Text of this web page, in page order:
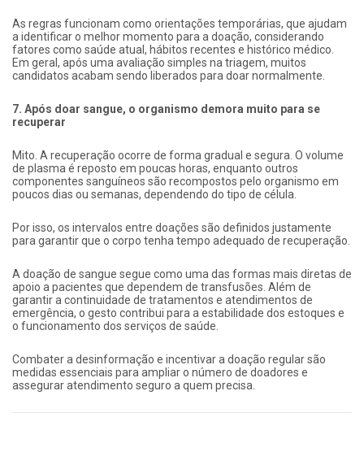
As regras funcionam como orientações temporárias, que ajudam
a identificar o melhor momento para a doação, considerando
fatores como saúde atual, hábitos recentes e histórico médico.
Em geral, após uma avaliação simples na triagem, muitos
candidatos acabam sendo liberados para doar normalmente.
7. Após doar sangue, o organismo demora muito para se
recuperar
Mito. A recuperação ocorre de forma gradual e segura. O volume
de plasma é reposto em poucas horas, enquanto outros
componentes sanguíneos são recompostos pelo organismo em
poucos dias ou semanas, dependendo do tipo de célula.
Por isso, os intervalos entre doações são definidos justamente
para garantir que o corpo tenha tempo adequado de recuperação.
A doação de sangue segue como uma das formas mais diretas de
apoio a pacientes que dependem de transfusões. Além de
garantir a continuidade de tratamentos e atendimentos de
emergência, o gesto contribui para a estabilidade dos estoques e
o funcionamento dos serviços de saúde.
Combater a desinformação e incentivar a doação regular são
medidas essenciais para ampliar o número de doadores e
assegurar atendimento seguro a quem precisa.